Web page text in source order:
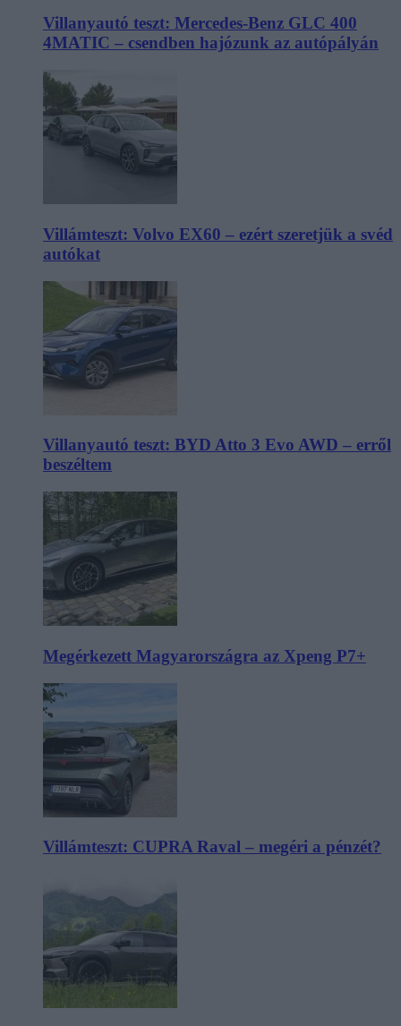
Villanyautó teszt: Mercedes-Benz GLC 400
4MATIC – csendben hajózunk az autópályán
Villámteszt: Volvo EX60 – ezért szeretjük a svéd
autókat
Villanyautó teszt: BYD Atto 3 Evo AWD – erről
beszéltem
Megérkezett Magyarországra az Xpeng P7+
Villámteszt: CUPRA Raval – megéri a pénzét?